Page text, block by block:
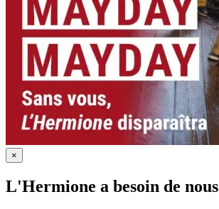
×
L'Hermione a besoin de nous